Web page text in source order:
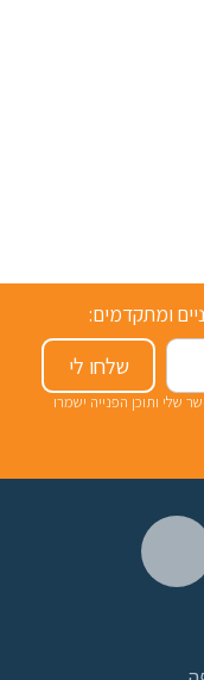
ומתקדמים:
שלחו לי
ותוכן הפנייה ישמרו